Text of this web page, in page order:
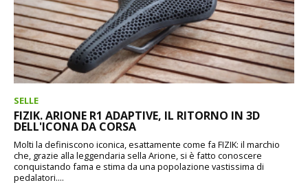
SELLE
FIZIK. ARIONE R1 ADAPTIVE, IL RITORNO IN 3D
DELL'ICONA DA CORSA
Molti la definiscono iconica, esattamente come fa FIZIK: il marchio
che, grazie alla leggendaria sella Arione, si è fatto conoscere
conquistando fama e stima da una popolazione vastissima di
pedalatori....